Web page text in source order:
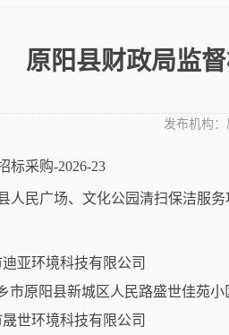
原阳县财政局监
发布机构：
标采购-2026-23
人民广场、文化公园清扫保洁服务
亚环境科技有限公司
市原阳县新城区人民路盛世佳苑小
世环境科技有限公司